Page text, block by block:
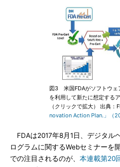
図3 米国FDAがソフトウェ
を利用して新たに想定する
（クリックで拡大） 出典：
novation Action Plan.」（
FDAは2017年8月1日、デジタル
ログラムに関するWebセミナーを
での注目されるのが、 本連載第20